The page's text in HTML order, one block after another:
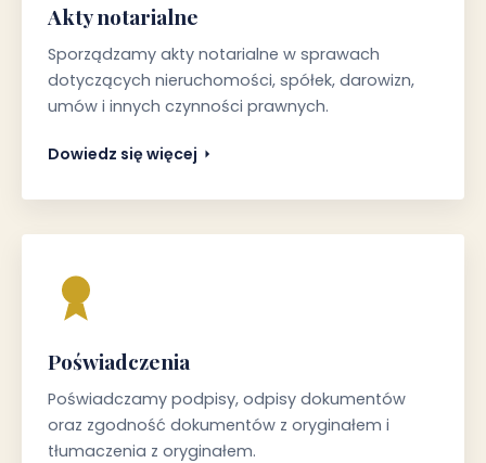
Akty notarialne
Sporządzamy akty notarialne w sprawach
dotyczących nieruchomości, spółek, darowizn,
umów i innych czynności prawnych.
Dowiedz się więcej
Poświadczenia
Poświadczamy podpisy, odpisy dokumentów
oraz zgodność dokumentów z oryginałem i
tłumaczenia z oryginałem.